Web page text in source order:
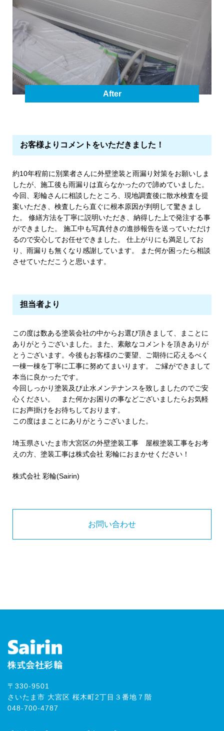
After
お客様よりコメントをいただきました！
約10年程前に別業者さんに外壁塗装と雨漏り対策をお願いしま
したが、施工後も雨漏りは直らなかったので諦めていました。
今回、彩輪さんに相談したところ、現地調査後に散水検査を提
案いただき、検査したら直ぐに根本原因が判明して驚きまし
た。 修繕方法を丁寧に説明いただき、納得した上で発注する事
ができました。 施工中も写真付きの進捗報告を送っていただけ
るので安心してお任せできました。 仕上がりにも満足してお
り、雨漏りも無くなり感謝しています。 また何か困ったら相談
させていただこうと思います。
担当者より
この度は数ある塗装会社の中からお選び頂きまして、まことに
ありがとうございました。また、素敵なコメントを頂きありが
とうございます。今後もお客様のご要望、ご期待に応えるべく
一棟一棟を丁寧に工事に努めてまいります。 ご縁ができまして
本当に良かったです。
今回しっかり塗装及び止水メンテナンスを致しましたのでご安
心ください。 また何かお困りの事などございましたらお気軽
にお声掛けをお待ちしております。
この度はまことにありがとうございました。
埼玉県さいたま市大宮区の外壁塗装工事 屋根塗装工事をお考
えの方、塗装工事は株式会社 彩輪におまかせください！
株式会社 彩輪(Sairin)
お問い合わせ
〒330-9501
さいたま市 大宮区 桜木町2丁目３番地７階
048-700-4787